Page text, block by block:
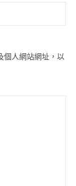
個人網站網址，以